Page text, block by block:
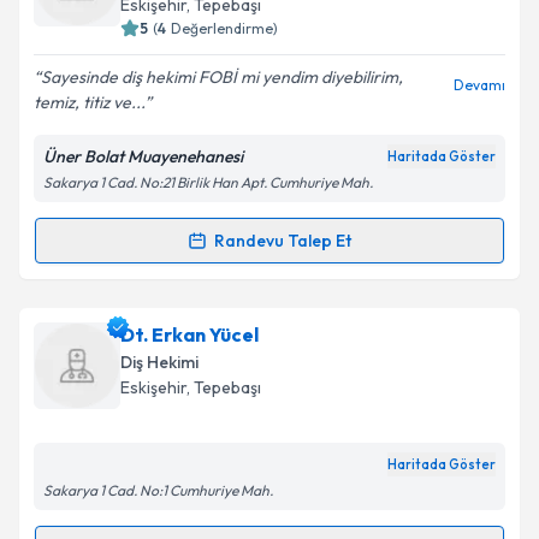
bilgilendireceğiz.
E-posta Adresiniz
Kişisel verilerimin işlenmesine ilişkin
Metni'ni okudum ve kişisel verilerimin belirtilen
kapsamda işlenmesini kabul ediyorum.
Eskişehir, Tepebaşı
5 (4 Değerlendirme)
Sayesinde diş hekimi FOBİ mi yendim diyebilirim,
temiz, titiz ve...
Devamı
Üner Bolat Muayenehanesi Haritada Göster
Sakarya 1 Cad. No:21 Birlik Han Apt. Cumhuriye Mah.
Randevu Talep Et
Randevu Takvimi Talebi
Dt. Üner Bolatiçin randevu takvimi talebi oluşturun.
Size bu uzmandan randevu almanız için bir takvim
hazırlandığında e-posta ile bilgilendireceğiz.
Dt. Erkan Yücel
Diş Hekimi
Eskişehir, Tepebaşı
Haritada Göster
Sakarya 1 Cad. No:1 Cumhuriye Mah.